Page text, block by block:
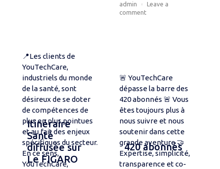
Itinéraire
Santé
diffusée sur
Le FIGARO
📍Les clients de
YouTechCare,
industriels du monde
de la santé, sont
désireux de se doter
de compétences de
plus en plus pointues
et au fait des enjeux
spécifiques du secteur.
En ce sens,
YouTechCare,
420 abonnés
admin
Leave a
comment
🚨 YouTechCare
dépasse la barre des
420 abonnés 🚨 Vous
êtes toujours plus à
nous suivre et nous
soutenir dans cette
grande aventure 🤝
Expertise, simplicité,
transparence et co-